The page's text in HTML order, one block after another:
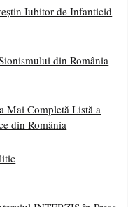
Iubitor de Infanticid
din România
Mai Completă Listă a
din România